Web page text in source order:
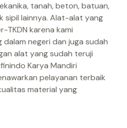
tanah, beton, batuan,
sipil lainnya. Alat-alat yang
TKDN karena kami
negeri dan juga sudah
alat yang sudah teruji
Karya Mandiri
pelayanan terbaik
material yang